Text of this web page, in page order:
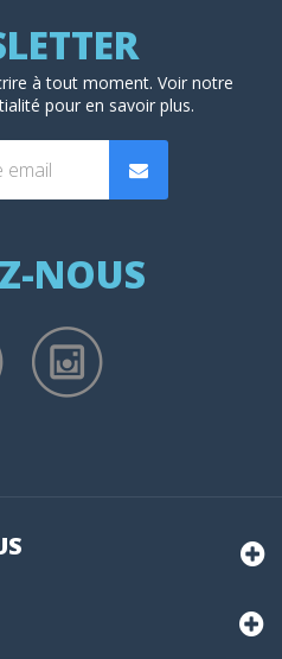
à tout moment. Voir notre
pour en savoir plus.
NOUS